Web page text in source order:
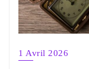
1 Avril 2026